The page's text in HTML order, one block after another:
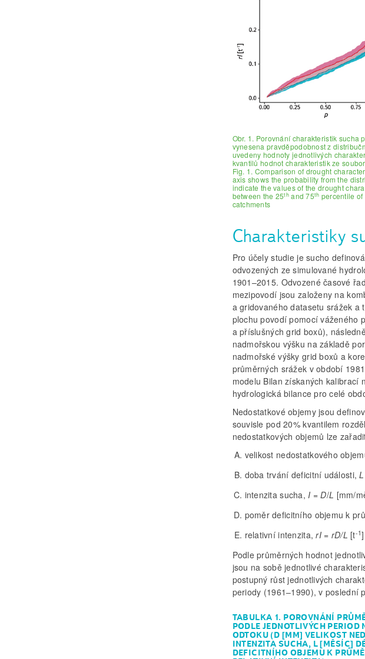
Obr. 1. Porovnání charakteristik sucha
vynesena pravděpodobnost z
uvedeny hodnoty jednotlivých
kvantilů hodnot charakteristik ze
Fig. 1. Comparison of drought
axis shows the probability from the
indicate the values of the drought
between the 25thand 75th percentile of
catchments
Charakteristiky
Pro účely studie je sucho
odvozených ze simulované
1901–2015. Odvozené časové
mezipovodí jsou založeny na
a gridovaného datasetu srážek
plochu povodí pomocí váženého
a příslušných grid boxů),
nadmořskou výšku na základě
nadmořské výšky grid boxů a
průměrných srážek v období
modelu Bilan získaných kalibrací
hydrologická bilance pro celé
Nedostatkové objemy jsou
souvisle pod 20% kvantilem
nedostatkových objemů lze
velikost nedostatkového
doba trvání deficitní události,L
intenzita sucha,I =D/L [mm/
poměr deficitního objemu k
relativní intenzita,rI = rD/L [t-1
Podle průměrných hodnot
jsou na sobě jednotlivé
postupný růst jednotlivých
periody (1961–1990), v poslední
TABULKA 1. POROVNÁNÍ
PODLE JEDNOTLIVÝCH
ODTOKU (D [MM] VELIKOST
INTENZITA SUCHA, L [MĚSÍC]
DEFICITNÍHO OBJEMU K